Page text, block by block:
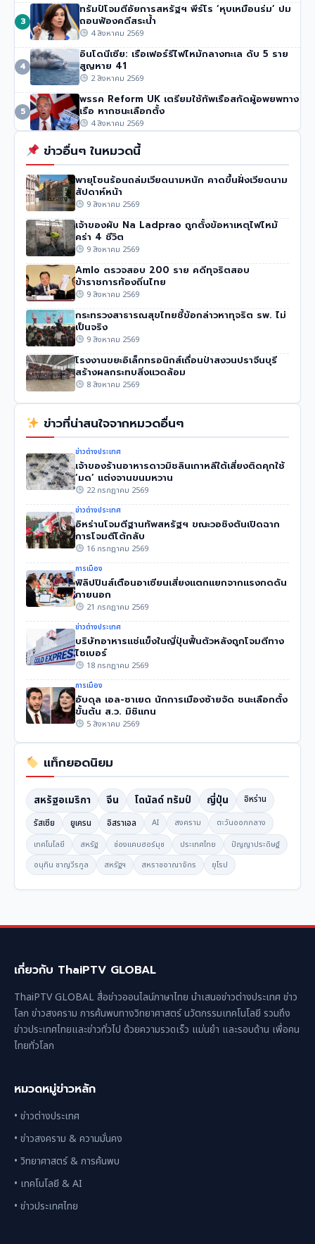
3
ทรัมป์โจมตีอัยการสหรัฐฯ พีร์โร ‘หุบเหมือนร่ม’ ปม
ถอนฟ้องคดีสระน้ำ
4 สิงหาคม 2569
4
อินโดนีเซีย: เรือเฟอร์รีไฟไหม้กลางทะเล ดับ 5 ราย
สูญหาย 41
2 สิงหาคม 2569
5
พรรค Reform UK เตรียมใช้ทัพเรือสกัดผู้อพยพทาง
เรือ หากชนะเลือกตั้ง
4 สิงหาคม 2569
ข่าวอื่นๆ ในหมวดนี้
พายุโซนร้อนถล่มเวียดนามหนัก คาดขึ้นฝั่งเวียดนาม
สัปดาห์หน้า
9 สิงหาคม 2569
เจ้าของผับ Na Ladprao ถูกตั้งข้อหาเหตุไฟไหม้
คร่า 4 ชีวิต
9 สิงหาคม 2569
Amlo ตรวจสอบ 200 ราย คดีทุจริตสอบ
ข้าราชการท้องถิ่นไทย
9 สิงหาคม 2569
กระทรวงสาธารณสุขไทยชี้ข้อกล่าวหาทุจริต รพ. ไม่
เป็นจริง
9 สิงหาคม 2569
โรงงานขยะอิเล็กทรอนิกส์เถื่อนป่าสงวนปราจีนบุรี
สร้างผลกระทบสิ่งแวดล้อม
8 สิงหาคม 2569
ข่าวที่น่าสนใจจากหมวดอื่นๆ
ข่าวต่างประเทศ
เจ้าของร้านอาหารดาวมิชลินเกาหลีใต้เสี่ยงติดคุกใช้
‘มด’ แต่งจานขนมหวาน
22 กรกฎาคม 2569
ข่าวต่างประเทศ
อิหร่านโจมตีฐานทัพสหรัฐฯ ขณะวอชิงตันเปิดฉาก
การโจมตีโต้กลับ
16 กรกฎาคม 2569
การเมือง
ฟิลิปปินส์เตือนอาเซียนเสี่ยงแตกแยกจากแรงกดดัน
ภายนอก
21 กรกฎาคม 2569
ข่าวต่างประเทศ
บริษัทอาหารแช่แข็งในญี่ปุ่นฟื้นตัวหลังถูกโจมตีทาง
ไซเบอร์
18 กรกฎาคม 2569
การเมือง
อับดุล เอล-ซาเยด นักการเมืองซ้ายจัด ชนะเลือกตั้ง
ขั้นต้น ส.ว. มิชิแกน
5 สิงหาคม 2569
แท็กยอดนิยม
สหรัฐอเมริกา จีน โดนัลด์ ทรัมป์ ญี่ปุ่น
อิหร่าน
รัสเซีย
ยูเครน อิสราเอล AI สงคราม
ตะวันออกกลาง
เทคโนโลยี
สหรัฐ ช่องแคบฮอร์มุซ ประเทศไทย
ปัญญาประดิษฐ์
อนุทิน ชาญวีรกูล
สหรัฐฯ สหราชอาณาจักร ยุโรป
เกี่ยวกับ ThaiPTV GLOBAL
ThaiPTV GLOBAL สื่อข่าวออนไลน์ภาษาไทย นำเสนอข่าวต่างประเทศ ข่าว
โลก ข่าวสงคราม การค้นพบทางวิทยาศาสตร์ นวัตกรรมเทคโนโลยี รวมถึง
ข่าวประเทศไทยและข่าวทั่วไป ด้วยความรวดเร็ว แม่นยำ และรอบด้าน เพื่อคน
ไทยทั่วโลก
หมวดหมู่ข่าวหลัก
• ข่าวต่างประเทศ
• ข่าวสงคราม & ความมั่นคง
• วิทยาศาสตร์ & การค้นพบ
• เทคโนโลยี & AI
• ข่าวประเทศไทย